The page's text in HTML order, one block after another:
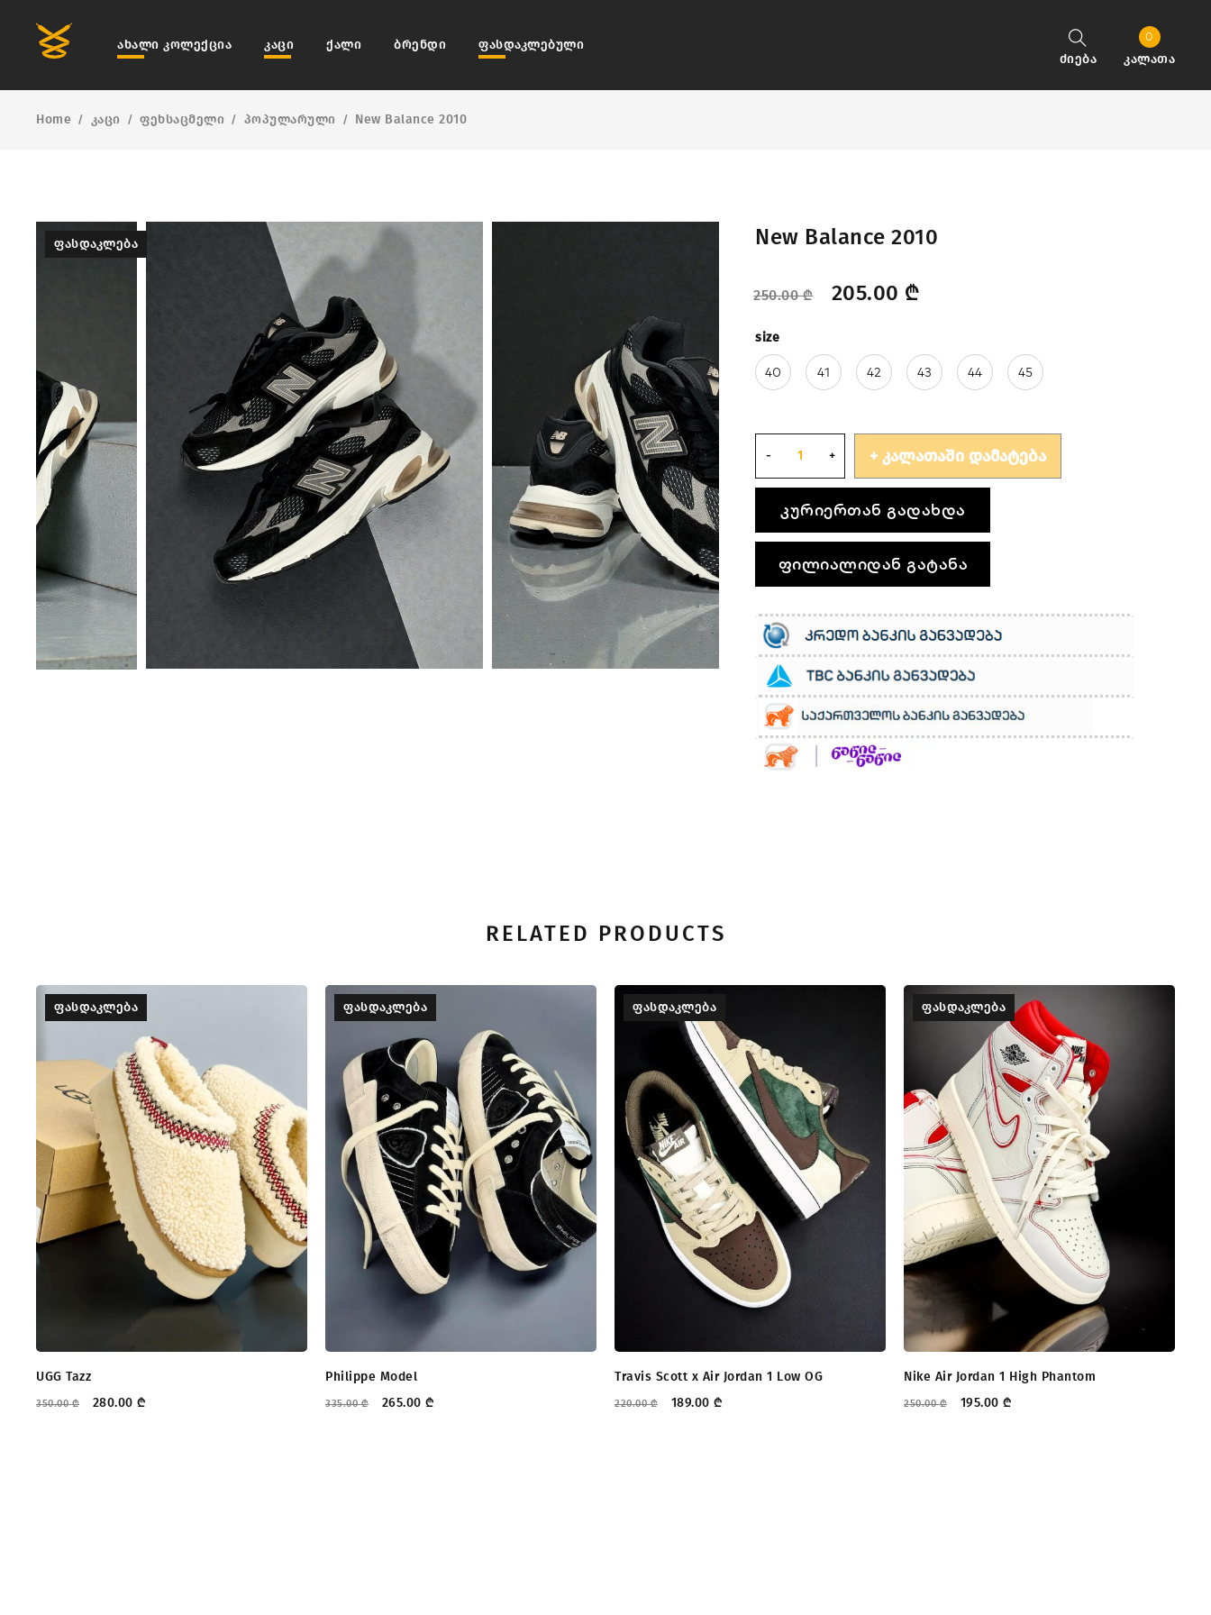
ახალი კოლექცია კაცი ქალი ბრენდი ფასდაკლებული
0
კალათა
ძიება
Home / კაცი / ფეხსაცმელი / პოპულარული / New Balance 2010
ᲤᲐᲡᲓᲐᲙᲚᲔᲑᲐ New Balance 2010
250.00₾ 205.00 ₾
size
40 41 42 43 44 45
ᲙᲐᲚᲐᲗᲐᲨᲘ ᲓᲐᲛᲐᲢᲔᲑᲐ
კურიერთან გადახდა
ფილიალიდან გატანა
RELATED PRODUCTS
ᲤᲐᲡᲓᲐᲙᲚᲔᲑᲐ
UGG Tazz
350.00₾ 280.00 ₾
ᲤᲐᲡᲓᲐᲙᲚᲔᲑᲐ
Philippe Model
335.00₾ 265.00 ₾
ᲤᲐᲡᲓᲐᲙᲚᲔᲑᲐ
Travis Scott x Air Jordan 1 Low OG
220.00₾ 189.00 ₾
ᲤᲐᲡᲓᲐᲙᲚᲔᲑᲐ
Nike Air Jordan 1 High Phantom
250.00₾ 195.00 ₾